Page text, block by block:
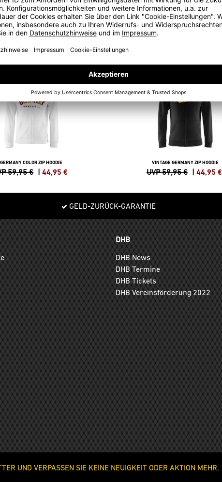
GERMANY COLOR ZIP HOODIE
59,95 € |44,95 €
SALE
-25%
VINTAGE GERMANY ZIP HOODIE
UVP 59,95 € 44,95 €
GELD-ZURÜCK-GARANTIE
DHB
DHB News
DHB Termine
DHB Tickets
DHB Vereinsförderung 2022
UND VERPASSEN SIE KEINE NEUIGKEIT ODER AKTION MEHR.